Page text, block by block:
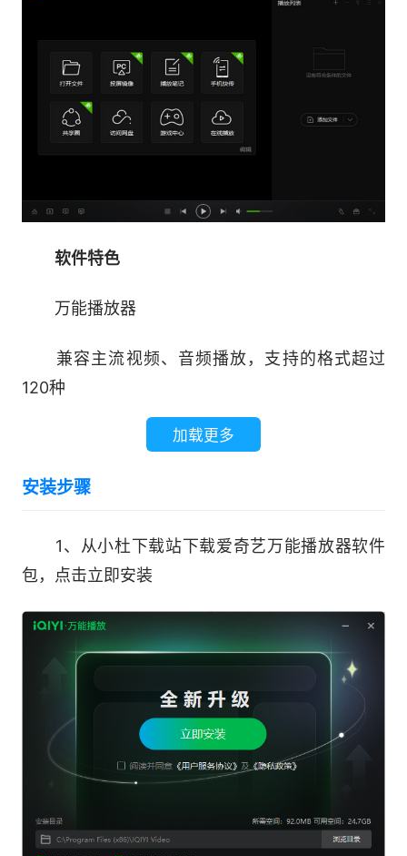
软件特色
万能播放器
兼容主流视频、音频播放，支持的格式超过
120种
同时支持Windows，iOS和Android设备
极致性能
启动快，播放流畅，软硬解兼容，运行内存少
功能强大
支持视频在线字幕、倍速播放、网盘访问、音
轨、画质增强、GIF截图、电视投屏等功能
极简设计
功能设计简单，更易上手使用，安装包小
加载更多
安装步骤
1、从小杜下载站下载爱奇艺万能播放器软件
包，点击立即安装